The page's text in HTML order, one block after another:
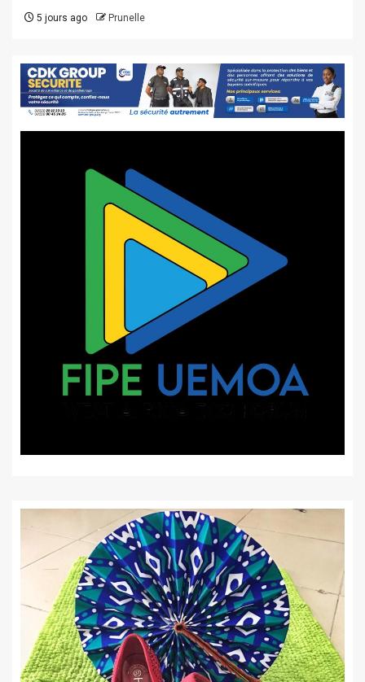
5 jours ago Prunelle